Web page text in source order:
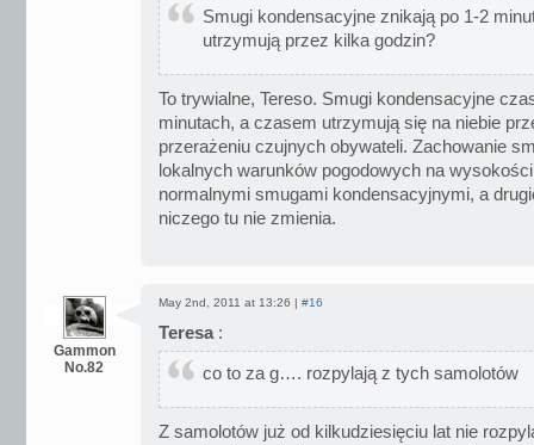
Smugi kondensacyjne znikają po 1-2
utrzymują przez kilka godzin?
To trywialne, Tereso. Smugi kondensacyjne
minutach, a czasem utrzymują się na niebie
przerażeniu czujnych obywateli. Zachowanie
lokalnych warunków pogodowych na
normalnymi smugami kondensacyjnymi, a
niczego tu nie zmienia.
Gammon
No.82
May 2nd, 2011 at 13:26 | #16
Teresa :
co to za g…. rozpylają z tych samolotów
Z samolotów już od kilkudziesięciu lat nie